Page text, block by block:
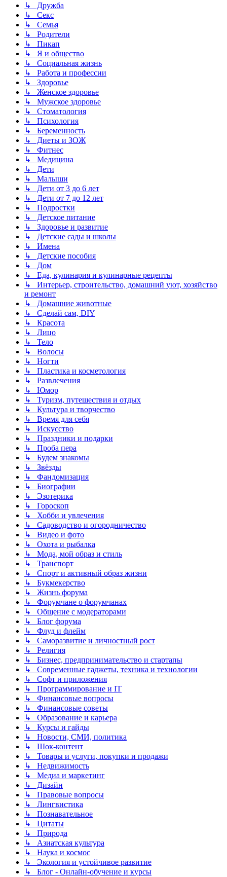
↳ Дружба
↳ Секс
↳ Семья
↳ Родители
↳ Пикап
↳ Я и общество
↳ Социальная жизнь
↳ Работа и профессии
↳ Здоровье
↳ Женское здоровье
↳ Мужское здоровье
↳ Стоматология
↳ Психология
↳ Беременность
↳ Диеты и ЗОЖ
↳ Фитнес
↳ Медицина
↳ Дети
↳ Малыши
↳ Дети от 3 до 6 лет
↳ Дети от 7 до 12 лет
↳ Подростки
↳ Детское питание
↳ Здоровье и развитие
↳ Детские сады и школы
↳ Имена
↳ Детские пособия
↳ Дом
↳ Еда, кулинария и кулинарные рецепты
↳ Интерьер, строительство, домашний уют, хозяйство
и ремонт
↳ Домашние животные
↳ Сделай сам, DIY
↳ Красота
↳ Лицо
↳ Тело
↳ Волосы
↳ Ногти
↳ Пластика и косметология
↳ Развлечения
↳ Юмор
↳ Туризм, путешествия и отдых
↳ Культура и творчество
↳ Время для себя
↳ Искусство
↳ Праздники и подарки
↳ Проба пера
↳ Будем знакомы
↳ Звёзды
↳ Фандомизация
↳ Биографии
↳ Эзотерика
↳ Гороскоп
↳ Хобби и увлечения
↳ Садоводство и огородничество
↳ Видео и фото
↳ Охота и рыбалка
↳ Мода, мой образ и стиль
↳ Транспорт
↳ Спорт и активный образ жизни
↳ Букмекерство
↳ Жизнь форума
↳ Форумчане о форумчанах
↳ Общение с модераторами
↳ Блог форума
↳ Флуд и флейм
↳ Саморазвитие и личностный рост
↳ Религия
↳ Бизнес, предпринимательство и стартапы
↳ Современные гаджеты, техника и технологии
↳ Софт и приложения
↳ Программирование и IT
↳ Финансовые вопросы
↳ Финансовые советы
↳ Образование и карьера
↳ Курсы и гайды
↳ Новости, СМИ, политика
↳ Шок-контент
↳ Товары и услуги, покупки и продажи
↳ Недвижимость
↳ Медиа и маркетинг
↳ Дизайн
↳ Правовые вопросы
↳ Лингвистика
↳ Познавательное
↳ Цитаты
↳ Природа
↳ Азиатская культура
↳ Наука и космос
↳ Экология и устойчивое развитие
↳ Блог - Онлайн-обучение и курсы